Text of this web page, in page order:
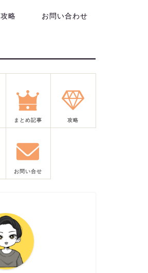
攻略 お問い合わせ
まとめ記事 攻略
お問い合せ